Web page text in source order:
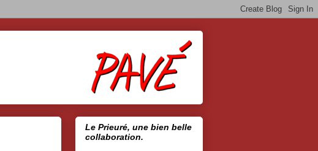
Le Prieuré, une bien belle
collaboration.